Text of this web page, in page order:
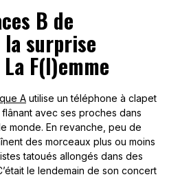
B de
la surprise
F(l)emme
A utilise un téléphone à clapet
avec ses proches dans
monde. En revanche, peu de
des morceaux plus ou moins
tatoués allongés dans des
le lendemain de son concert